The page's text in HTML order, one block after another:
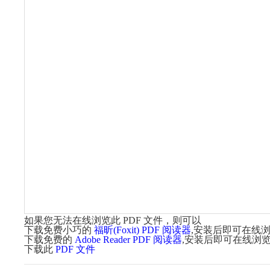
如果您无法在线浏览此 PDF 文件，则可以
下载免费小巧的福昕(Foxit) PDF 阅读器,安装后即可在线
下载免费的 Adobe Reader PDF 阅读器,安装后即可在线浏
下载此PDF 文件